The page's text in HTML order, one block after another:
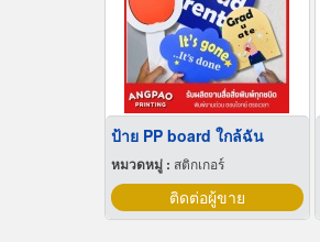
ป้าย PP board ใกล้ฉัน
หมวดหมู่ : สติกเกอร์
ติดต่อผู้ขาย